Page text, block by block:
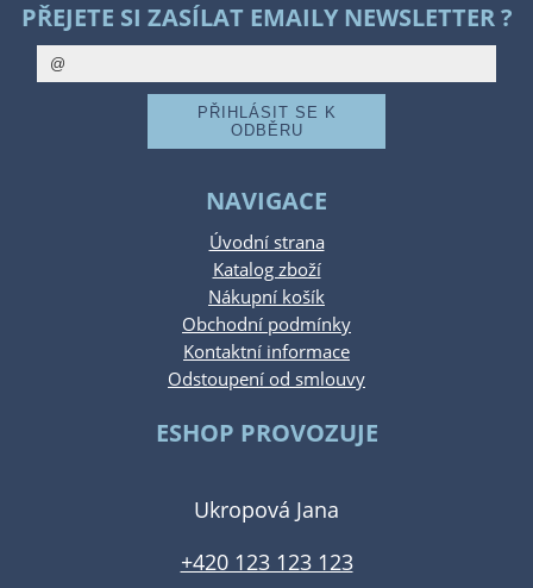
PŘEJETE SI ZASÍLAT EMAILY NEWSLETTER ?
NAVIGACE
Úvodní strana
Katalog zboží
Nákupní košík
Obchodní podmínky
Kontaktní informace
Odstoupení od smlouvy
ESHOP PROVOZUJE
Ukropová Jana
+420 123 123 123